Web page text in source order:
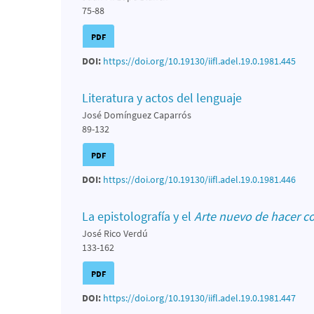
75-88
PDF
DOI: https://doi.org/10.19130/iifl.adel.19.0.1981.445
Literatura y actos del lenguaje
José Domínguez Caparrós
89-132
PDF
DOI: https://doi.org/10.19130/iifl.adel.19.0.1981.446
La epistolografía y el Arte nuevo de hacer
José Rico Verdú
133-162
PDF
DOI: https://doi.org/10.19130/iifl.adel.19.0.1981.447